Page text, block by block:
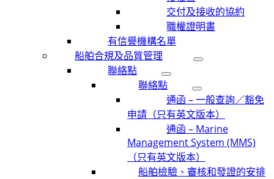
交付及接收的協約
職權證明書
有信譽機構名單
船舶合規及品質管理
聯絡點
聯絡點
通函 – 一般查詢／豁免
申請（只有英文版本）
通函 – Marine
Management System (MMS)
（只有英文版本）
船舶檢驗、審核和發證的安排